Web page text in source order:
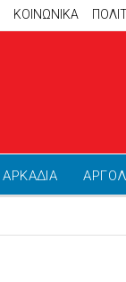
ΚΟΙΝΩΝΙΚΑ
ΑΡΚΑΔΙΑ